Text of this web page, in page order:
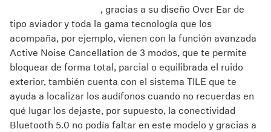
, gracias a su diseño Over Ear de
tipo aviador y toda la gama tecnología que los
acompaña, por ejemplo, vienen con la función avanzada
Active Noise Cancellation de 3 modos, que te permite
bloquear de forma total, parcial o equilibrada el ruido
exterior, también cuenta con el sistema TILE que te
ayuda a localizar los audífonos cuando no recuerdas en
qué lugar los dejaste, por supuesto, la conectividad
Bluetooth 5.0 no podía faltar en este modelo y gracias a